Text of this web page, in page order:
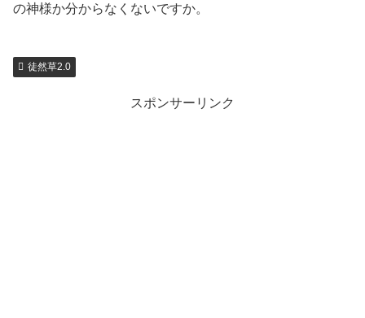
の神様か分からなくないですか。
徒然草2.0
スポンサーリンク